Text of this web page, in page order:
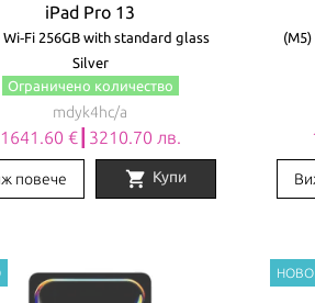
iPad Pro 13
Wi‑Fi 256GB with standard glass
Silver
Ограничено количество
mdyk4hc/a
1641.60 €┃3210.70 лв.
повече shopping_cart Купи